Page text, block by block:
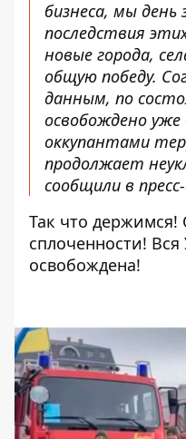
бизнеса, мы день
последствия
новые города,
общую победу.
данным, по
освобождено уже
оккупантами
продолжает
сообщили в
Так что держимся!
сплоченности!
освобождена!